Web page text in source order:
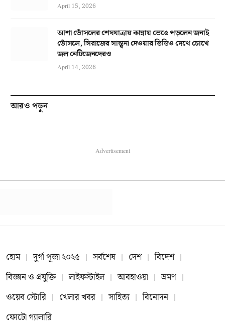
April 15, 2026
আশা ভোঁসলের শেষযাত্রায় কান্নায় ভেঙে পড়লেন জনাই
ভোঁসলে, সিরাজের সান্ত্বনা দেওয়ার ভিডিও দেখে চোখে
জল নেটিজেনদেরও
April 14, 2026
আরও পড়ুন
Advertisement
হোম দুর্গা পূজা ২০২৫ সর্বশেষ দেশ
বিদেশ
বিজ্ঞান ও প্রযুক্তি
লাইফস্টাইল আবহাওয়া
ভ্রমণ
ওয়েব স্টোরি
খেলার খবর সাহিত্য
বিনোদন
ফোটো গ্যালারি